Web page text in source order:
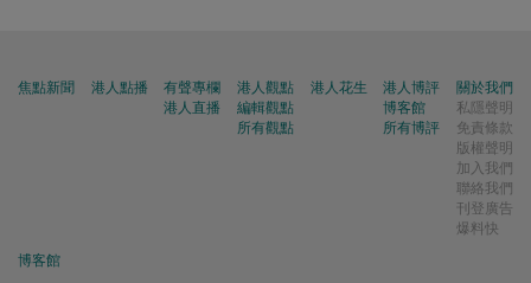
焦點新聞 港人點播
有聲專欄
港人直播
港人觀點
編輯觀點
所有觀點
港人花生
港人博評
博客館
所有博評
關於我們
私隱聲明
免責條款
版權聲明
加入我們
聯絡我們
刊登廣告
爆料快
博客館